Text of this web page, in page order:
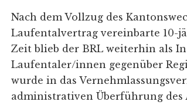
Nach dem Vollzug des
Laufentalvertrag vereinbarte 10-
Zeit blieb der BRL weiterhin als
Laufentaler/innen gegenüber
wurde in das
administrativen Überführung des